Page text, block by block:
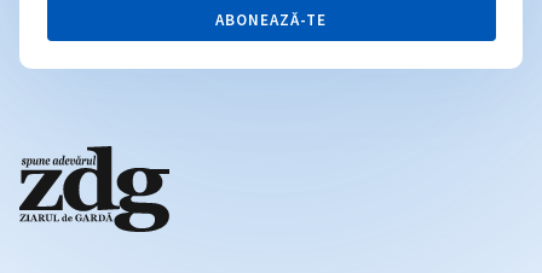
ABONEAZĂ-TE